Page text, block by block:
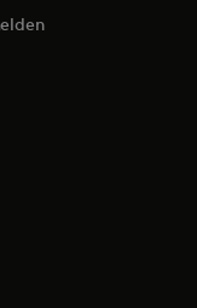
geöffnet